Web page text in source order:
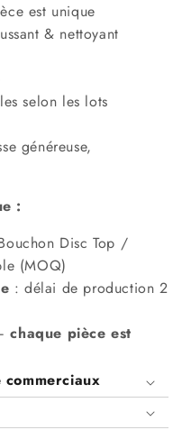
est unique
& nettoyant
selon les lots
généreuse,
:
Disc Top /
(MOQ)
: délai de production 2
chaque pièce est